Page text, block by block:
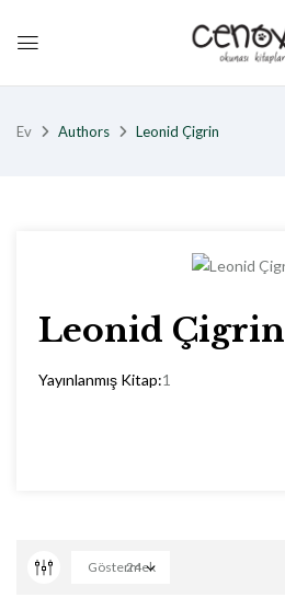
Ev Authors Leonid Çigrin
Leonid Çigrin
Yayınlanmış Kitap:1
Göstermek
24